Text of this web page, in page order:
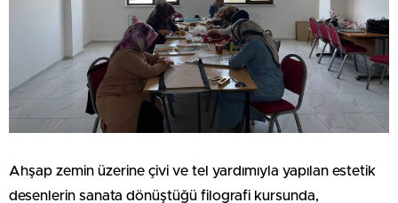
Ahşap zemin üzerine çivi ve tel yardımıyla yapılan estetik
desenlerin sanata dönüştüğü filografi kursunda,